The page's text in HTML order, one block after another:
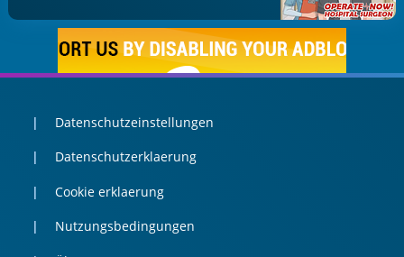
Datenschutzeinstellungen
Datenschutzerklaerung
Cookie erklaerung
Nutzungsbedingungen